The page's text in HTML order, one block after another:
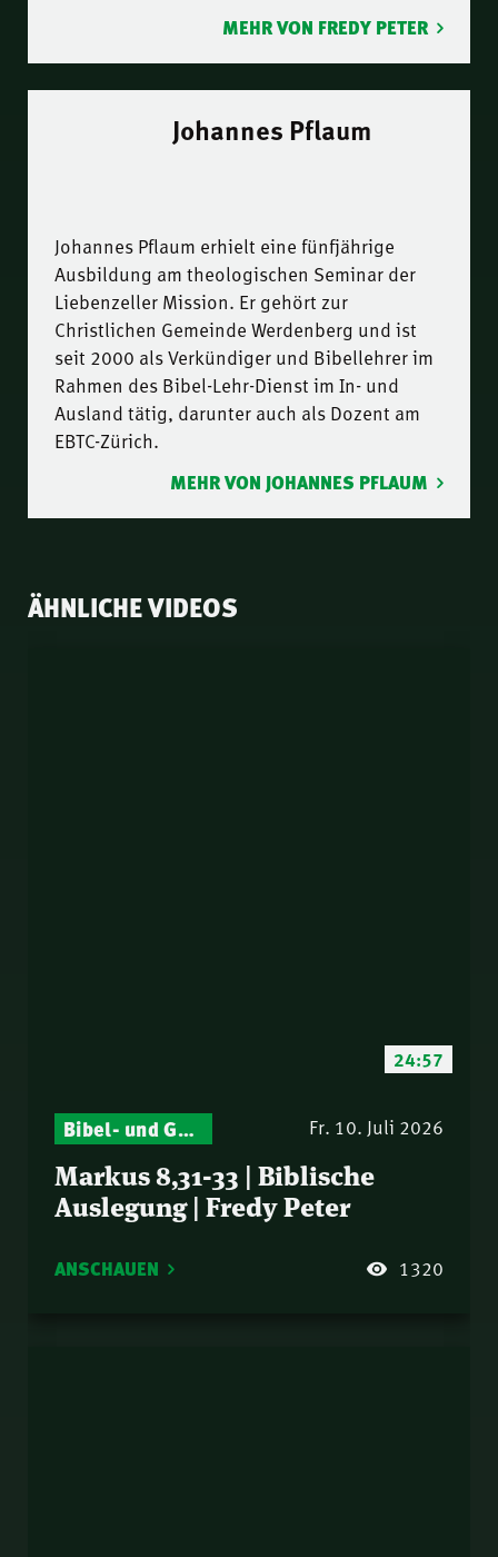
MEHR VON FREDY PETER
Johannes Pflaum
Johannes Pflaum erhielt eine fünfjährige
Ausbildung am theologischen Seminar der
Liebenzeller Mission. Er gehört zur
Christlichen Gemeinde Werdenberg und ist
seit 2000 als Verkündiger und Bibellehrer im
Rahmen des Bibel-Lehr-Dienst im In- und
Ausland tätig, darunter auch als Dozent am
EBTC-Zürich.
MEHR VON JOHANNES PFLAUM
ÄHNLICHE VIDEOS
24:57
Bibel- und Gebetsstunde – Jeden Donnerstag neu: Vers-für-Vers-Auslegungen Fr. 10. Juli 2026
Markus 8,31-33 | Biblische
Auslegung | Fredy Peter
ANSCHAUEN 1320